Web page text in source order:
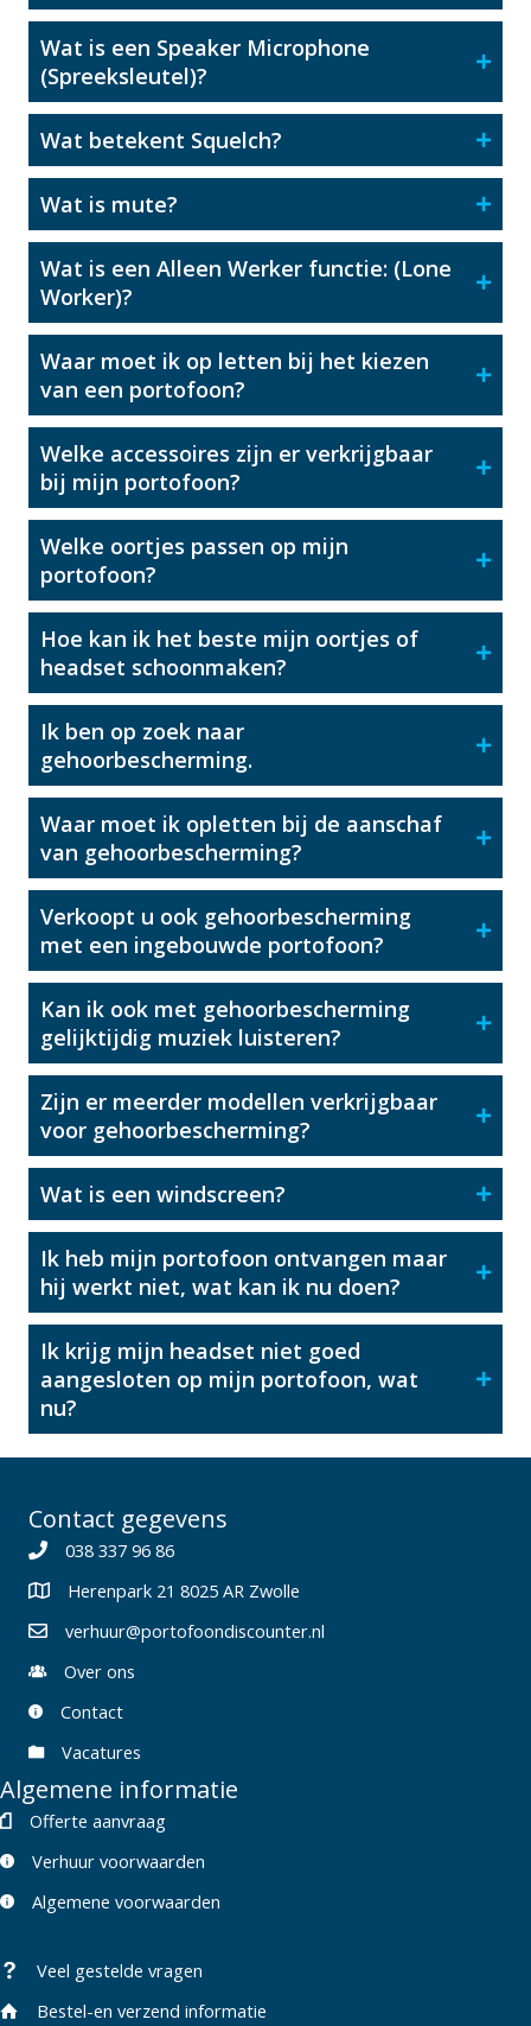
Wat is een Speaker Microphone
(Spreeksleutel)?
Wat betekent Squelch?
Wat is mute?
Wat is een Alleen Werker functie: (Lone
Worker)?
Waar moet ik op letten bij het kiezen
van een portofoon?
Welke accessoires zijn er verkrijgbaar
bij mijn portofoon?
Welke oortjes passen op mijn
portofoon?
Hoe kan ik het beste mijn oortjes of
headset schoonmaken?
Ik ben op zoek naar
gehoorbescherming.
Waar moet ik opletten bij de aanschaf
van gehoorbescherming?
Verkoopt u ook gehoorbescherming
met een ingebouwde portofoon?
Kan ik ook met gehoorbescherming
gelijktijdig muziek luisteren?
Zijn er meerder modellen verkrijgbaar
voor gehoorbescherming?
Wat is een windscreen?
Ik heb mijn portofoon ontvangen maar
hij werkt niet, wat kan ik nu doen?
Ik krijg mijn headset niet goed
aangesloten op mijn portofoon, wat
nu?
Contact gegevens
038 337 96 86
Herenpark 21 8025 AR Zwolle
verhuur@portofoondiscounter.nl
Over ons
Contact
Vacatures
Algemene informatie
Offerte aanvraag
Verhuur voorwaarden
Algemene voorwaarden
Veel gestelde vragen
Bestel-en verzend informatie